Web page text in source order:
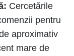
Cercetările
pentru
aproximativ
mare de